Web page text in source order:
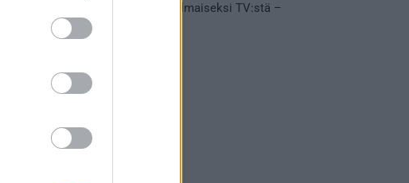
Suomi – Tshekki näkyy ilmaiseksi TV:stä –
näin aukeaa live stream
28.05.2026 15:09